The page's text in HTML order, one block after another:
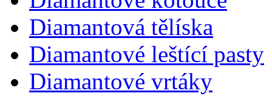
Diamantová tělíska
Diamantové leštící pasty
Diamantové vrtáky